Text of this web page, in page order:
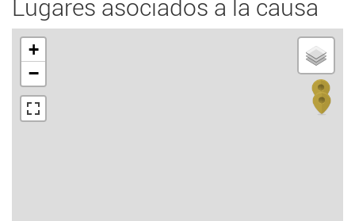
Lugares asociados a la causa
+
−